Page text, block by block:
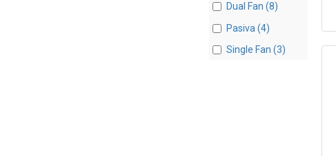
Dual Fan (8)
Pasiva (4)
Single Fan (3)